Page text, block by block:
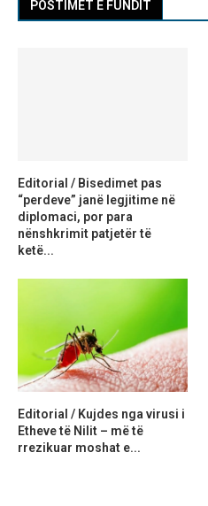
POSTIMET E FUNDIT
Editorial / Bisedimet pas
“perdeve” janë legjitime në
diplomaci, por para
nënshkrimit patjetër të
ketë...
Editorial / Kujdes nga virusi i
Etheve të Nilit – më të
rrezikuar moshat e...